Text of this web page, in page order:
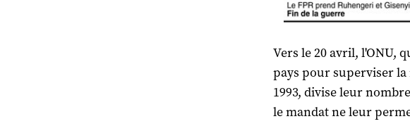
Vers le 20 avril, l'ONU,
pays pour superviser
1993, divise leur
le mandat ne leur